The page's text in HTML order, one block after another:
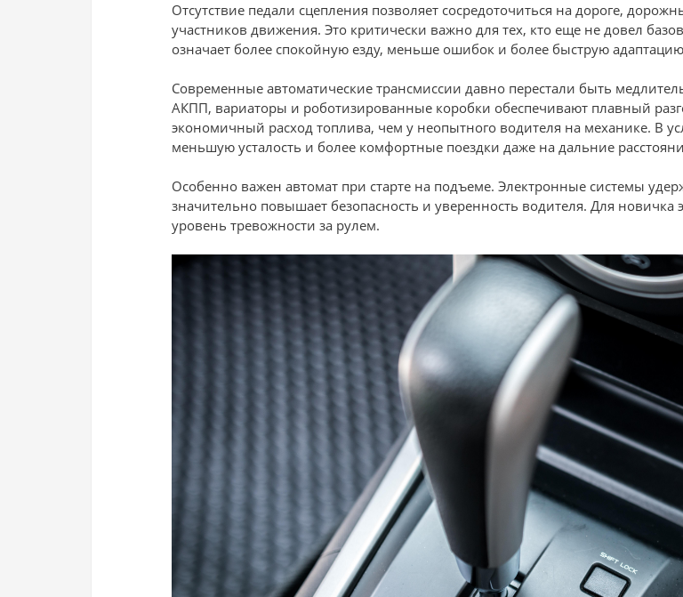
Отсутствие педали сцепления позволяет сосредоточиться на дороге,
участников движения. Это критически важно для тех, кто еще не довел
означает более спокойную езду, меньше ошибок и более быструю
Современные автоматические трансмиссии давно перестали быть
АКПП, вариаторы и роботизированные коробки обеспечивают плавный
экономичный расход топлива, чем у неопытного водителя на механике. В
меньшую усталость и более комфортные поездки даже на дальние
Особенно важен автомат при старте на подъеме. Электронные системы
значительно повышает безопасность и уверенность водителя. Для новичка
уровень тревожности за рулем.